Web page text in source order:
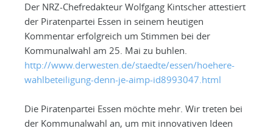
Der NRZ-Chefredakteur Wolfgang Kintscher attestiert
der Piratenpartei Essen in seinem heutigen
Kommentar erfolgreich um Stimmen bei der
Kommunalwahl am 25. Mai zu buhlen.
http://www.derwesten.de/staedte/essen/hoehere-
wahlbeteiligung-denn-je-aimp-id8993047.html
Die Piratenpartei Essen möchte mehr. Wir treten bei
der Kommunalwahl an, um mit innovativen Ideen